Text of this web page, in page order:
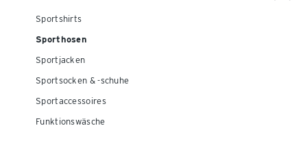
Sportshirts
Sporthosen
Sportjacken
Sportsocken & -schuhe
Sportaccessoires
Funktionswäsche